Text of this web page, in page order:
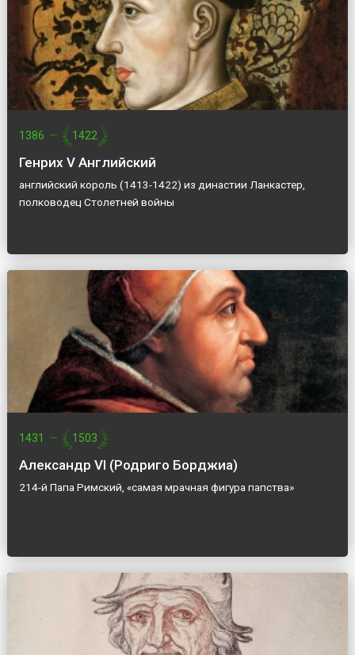
1386 — 1422
Генрих V Английский
английский король (1413-1422) из династии Ланкастер,
полководец Столетней войны
1431 — 1503
Александр VI (Родриго Борджиа)
214-й Папа Римский, «самая мрачная фигура папства»